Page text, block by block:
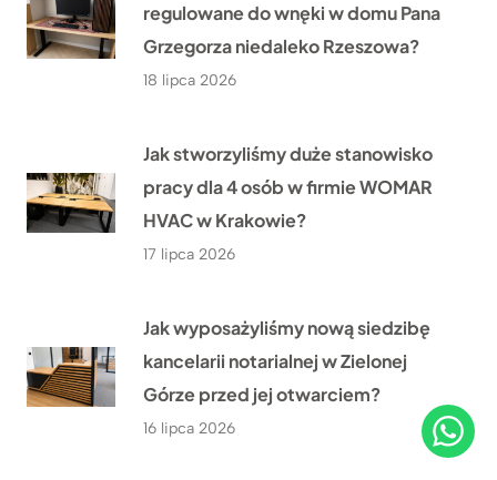
regulowane do wnęki w domu Pana
Grzegorza niedaleko Rzeszowa?
18 lipca 2026
Jak stworzyliśmy duże stanowisko
pracy dla 4 osób w firmie WOMAR
HVAC w Krakowie?
17 lipca 2026
Jak wyposażyliśmy nową siedzibę
kancelarii notarialnej w Zielonej
Górze przed jej otwarciem?
16 lipca 2026